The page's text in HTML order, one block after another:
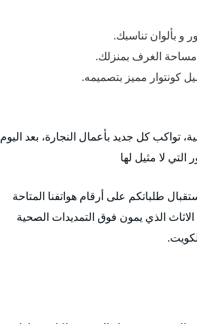
و بألوان تناسبك.
مساحة الغرف بمنزلك.
كونتوار مميز بتصميمه.
تواكب كل جديد بأعمال النجارة، بعد اليوم
لا مثيل لها
طلباتكم على أرقام هواتفنا المتاحة
الذي يمون فوق التمديدات الصحية